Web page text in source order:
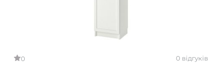
0
0 відгуків